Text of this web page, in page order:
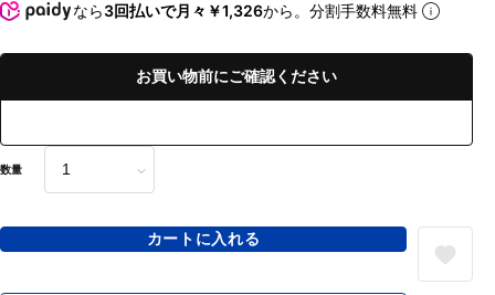
なら3回払いで月々￥1,326から。分割手数料無料
お買い物前にご確認ください
数量
カートに入れる